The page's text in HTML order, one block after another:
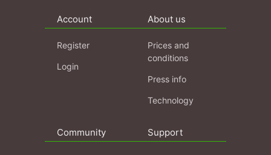
Account
Register
Login
About us
Prices and
conditions
Press info
Technology
Community Support